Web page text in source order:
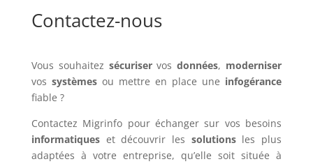
Contactez-nous
Vous souhaitez sécuriservosdonnées, moderniser
vos systèmesou mettre en place une infogérance
fiable ?
Contactez Migrinfo pour échanger sur vos besoins
informatiqueset découvrir les solutionsles plus
adaptées à votre entreprise, qu’elle soit située à